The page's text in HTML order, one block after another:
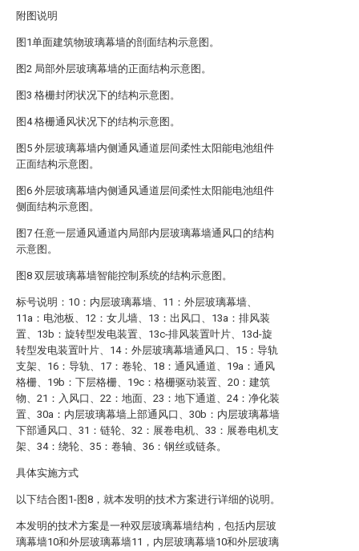
附图说明
图1单面建筑物玻璃幕墙的剖面结构示意图。
图2 局部外层玻璃幕墙的正面结构示意图。
图3 格栅封闭状况下的结构示意图。
图4 格栅通风状况下的结构示意图。
图5 外层玻璃幕墙内侧通风通道层间柔性太阳能电池组件
正面结构示意图。
图6 外层玻璃幕墙内侧通风通道层间柔性太阳能电池组件
侧面结构示意图。
图7 任意一层通风通道内局部内层玻璃幕墙通风口的结构
示意图。
图8 双层玻璃幕墙智能控制系统的结构示意图。
标号说明：10：内层玻璃幕墙、11：外层玻璃幕墙、
11a：电池板、12：女儿墙、13：出风口、13a：排风装
置、13b：旋转型发电装置、13c-排风装置叶片、13d-旋
转型发电装置叶片、14：外层玻璃幕墙通风口、15：导轨
支架、16：导轨、17：卷轮、18：通风通道、19a：通风
格栅、19b：下层格栅、19c：格栅驱动装置、20：建筑
物、21：入风口、22：地面、23：地下通道、24：净化装
置、30a：内层玻璃幕墙上部通风口、30b：内层玻璃幕墙
下部通风口、31：链轮、32：展卷电机、33：展卷电机支
架、34：绕轮、35：卷轴、36：钢丝或链条。
具体实施方式
以下结合图1-图8，就本发明的技术方案进行详细的说明。
本发明的技术方案是一种双层玻璃幕墙结构，包括内层玻
璃幕墙10和外层玻璃幕墙11，内层玻璃幕墙10和外层玻璃